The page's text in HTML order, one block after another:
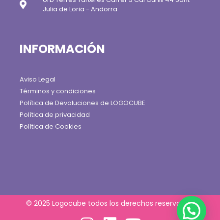
Julia de Loria - Andorra
INFORMACIÓN
Aviso Legal
Términos y condiciones
Política de Devoluciones de LOGOCUBE
Política de privacidad
Política de Cookies
© 2025 Logocube todos los derechos reservados.